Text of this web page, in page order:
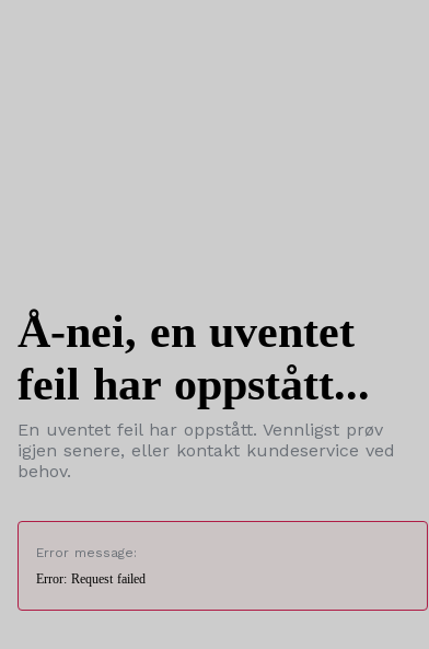
Å-nei, en uventet
feil har oppstått...
En uventet feil har oppstått. Vennligst prøv
igjen senere, eller kontakt kundeservice ved
behov.
Error message:
Error: Request failed